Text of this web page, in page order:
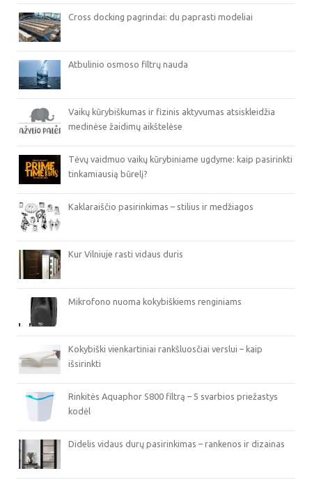
Cross docking pagrindai: du paprasti modeliai
Atbulinio osmoso filtrų nauda
Vaikų kūrybiškumas ir fizinis aktyvumas atsiskleidžia
medinėse žaidimų aikštelėse
Tėvų vaidmuo vaikų kūrybiniame ugdyme: kaip pasirinkti
tinkamiausią būrelį?
Kaklaraiščio pasirinkimas – stilius ir medžiagos
Kur Vilniuje rasti vidaus duris
Mikrofono nuoma kokybiškiems renginiams
Kokybiški vienkartiniai rankšluosčiai verslui – kaip
išsirinkti
Rinkitės Aquaphor S800 filtrą – 5 svarbios priežastys
kodėl
Didelis vidaus durų pasirinkimas – rankenos ir dizainas